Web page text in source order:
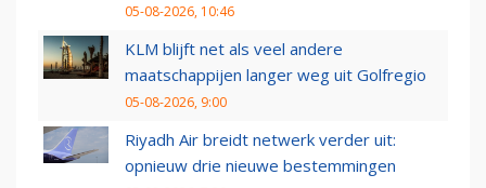
05-08-2026, 10:46
KLM blijft net als veel andere
maatschappijen langer weg uit Golfregio
05-08-2026, 9:00
Riyadh Air breidt netwerk verder uit:
opnieuw drie nieuwe bestemmingen